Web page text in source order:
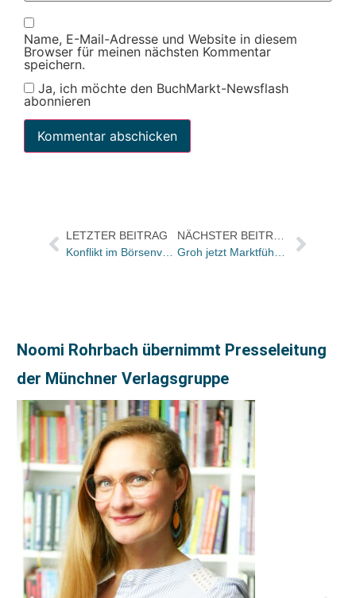
Name, E-Mail-Adresse und Website in diesem
Browser für meinen nächsten Kommentar
speichern.
Ja, ich möchte den BuchMarkt-Newsflash
abonnieren
LETZTER BEITRAG
Konflikt im Börsenvereinsvorstand programmiert
Noomi Rohrbach übernimmt Presseleitung
der Münchner Verlagsgruppe